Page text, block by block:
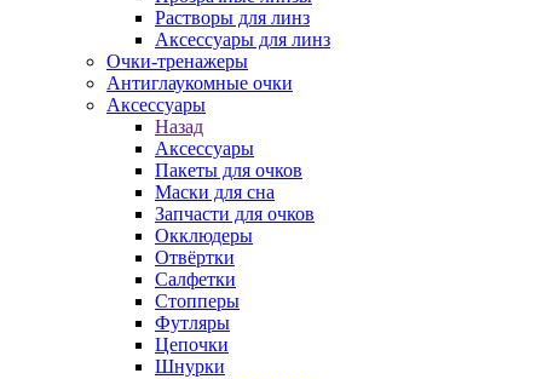
Растворы для линз
Аксессуары для линз
Очки-тренажеры
Антиглаукомные очки
Аксессуары
Назад
Аксессуары
Пакеты для очков
Маски для сна
Запчасти для очков
Окклюдеры
Отвёртки
Салфетки
Стопперы
Футляры
Цепочки
Шнурки